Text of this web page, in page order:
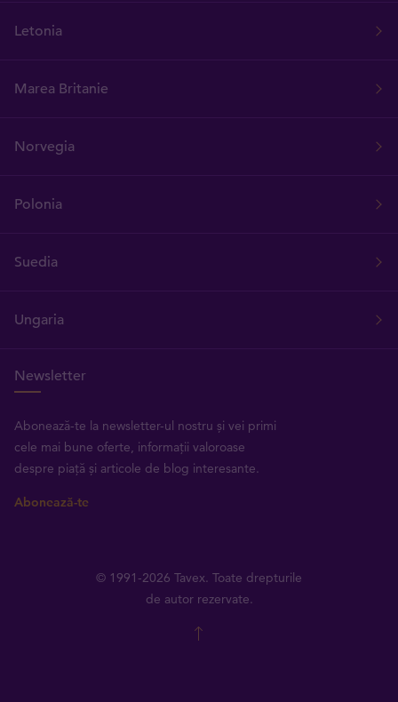
Letonia
Marea Britanie
Norvegia
Polonia
Suedia
Ungaria
Newsletter
Abonează-te la newsletter-ul nostru și vei primi
cele mai bune oferte, informații valoroase
despre piață și articole de blog interesante.
Abonează-te
© 1991-2026 Tavex. Toate drepturile
de autor rezervate.